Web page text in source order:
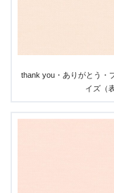
thank you・ありがとう・
イズ（